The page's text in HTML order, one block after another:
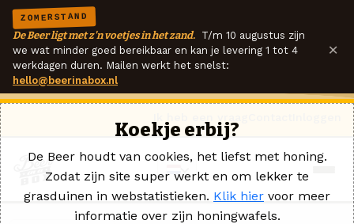
ZOMERSTAND
De Beer ligt met z'n voetjes in het zand. T/m 10 augustus zijn
we wat minder goed bereikbaar en kan je levering 1 tot 4
werkdagen duren. Mailen werkt het snelst:
hello@beerinabox.nl
×
Koekje erbij?
De Beer houdt van cookies, het liefst met honing.
Zodat zijn site super werkt en om lekker te
grasduinen in webstatistieken. Klik hier voor meer
informatie over zijn honingwafels.